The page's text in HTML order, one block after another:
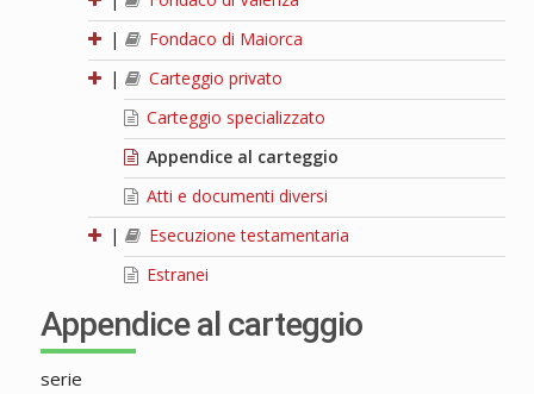
|
Fondaco di Maiorca
|
Carteggio privato
Carteggio specializzato
Appendice al carteggio
Atti e documenti diversi
|
Esecuzione testamentaria
Estranei
Appendice al carteggio
serie